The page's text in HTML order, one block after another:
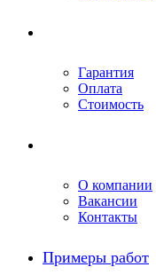
Гарантия
Оплата
Стоимость
О компании
Вакансии
Контакты
Примеры работ